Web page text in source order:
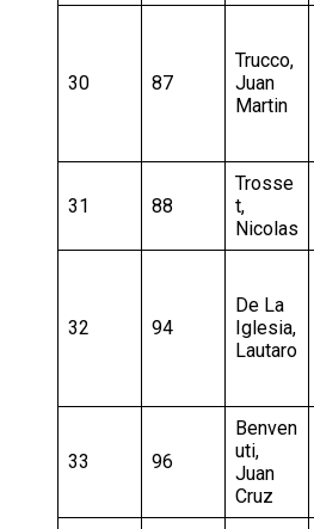
30 87
Trucco,
Juan
Martin
31 88
Trosse
t,
Nicolas
32 94
De La
Iglesia,
Lautaro
33 96
Benven
uti,
Juan
Cruz